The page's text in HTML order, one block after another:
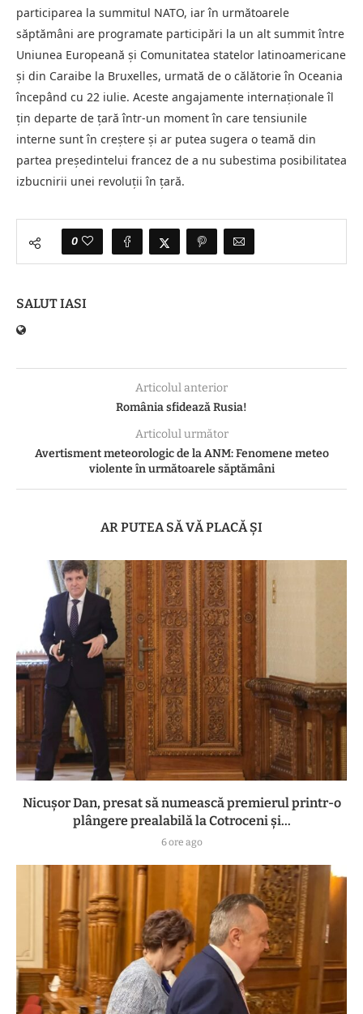
participarea la summitul NATO, iar în următoarele
săptămâni are programate participări la un alt summit între
Uniunea Europeană și Comunitatea statelor latinoamericane
și din Caraibe la Bruxelles, urmată de o călătorie în Oceania
începând cu 22 iulie. Aceste angajamente internaționale îl
țin departe de țară într-un moment în care tensiunile
interne sunt în creștere și ar putea sugera o teamă din
partea președintelui francez de a nu subestima posibilitatea
izbucnirii unei revoluții în țară.
0
SALUT IASI
Articolul anterior
România sfidează Rusia!
Articolul următor
Avertisment meteorologic de la ANM: Fenomene meteo
violente în următoarele săptămâni
AR PUTEA SĂ VĂ PLACĂ ȘI
Nicușor Dan, presat să numească premierul printr-o
plângere prealabilă la Cotroceni și...
6 ore ago